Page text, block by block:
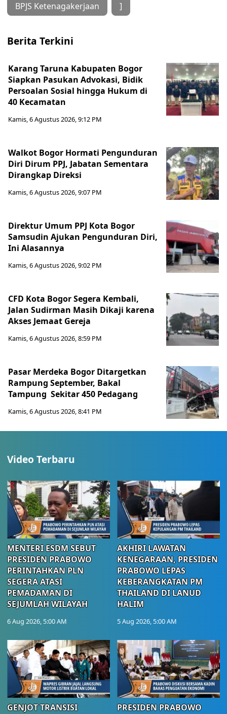
BPJS Ketenagakerjaan ]
Berita Terkini
Karang Taruna Kabupaten Bogor
Siapkan Pasukan Advokasi, Bidik
Persoalan Sosial hingga Hukum di
40 Kecamatan
Kamis, 6 Agustus 2026, 9:12 PM
Walkot Bogor Hormati Pengunduran
Diri Dirum PPJ, Jabatan Sementara
Dirangkap Direksi
Kamis, 6 Agustus 2026, 9:07 PM
Direktur Umum PPJ Kota Bogor
Samsudin Ajukan Pengunduran Diri,
Ini Alasannya
Kamis, 6 Agustus 2026, 9:02 PM
CFD Kota Bogor Segera Kembali,
Jalan Sudirman Masih Dikaji karena
Akses Jemaat Gereja
Kamis, 6 Agustus 2026, 8:59 PM
Pasar Merdeka Bogor Ditargetkan
Rampung September, Bakal
Tampung Sekitar 450 Pedagang
Kamis, 6 Agustus 2026, 8:41 PM
Video Terbaru
MENTERI ESDM SEBUT
PRESIDEN PRABOWO
PERINTAHKAN PLN
SEGERA ATASI
PEMADAMAN DI
SEJUMLAH WILAYAH
6 Aug 2026, 5:00 AM
AKHIRI LAWATAN
KENEGARAAN, PRESIDEN
PRABOWO LEPAS
KEBERANGKATAN PM
THAILAND DI LANUD
HALIM
5 Aug 2026, 5:00 AM
GENJOT TRANSISI
PRESIDEN PRABOWO